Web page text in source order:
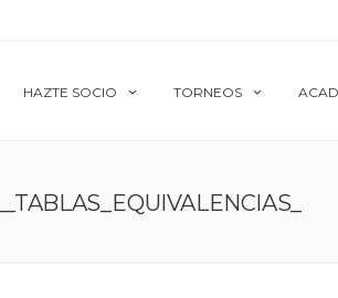
HAZTE SOCIO TORNEOS